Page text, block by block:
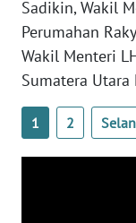
Sadikin, Wakil
Perumahan
Wakil Menteri
Sumatera Utara
1 2
SIBER
REDAKSI
KARIR
DISCLAIMER